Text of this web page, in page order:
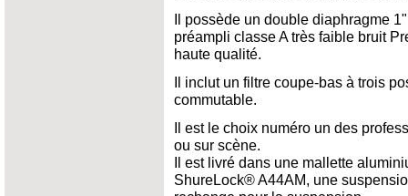
Il possède un double diaphragme
préampli classe A très faible bruit
haute qualité.
Il inclut un filtre coupe-bas à trois
commutable.
Il est le choix numéro un des
ou sur scène.
Il est livré dans une mallette
ShureLock® A44AM, une